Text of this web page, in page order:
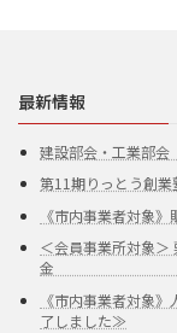
最新情報
建設部会・工業部
第11期りっとう創
《市内事業者対象
＜会員事業所対象＞
《市内事業者対象
了しました≫